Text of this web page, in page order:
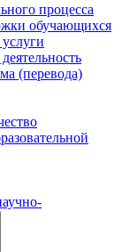
процесса
обучающихся
(перевода)